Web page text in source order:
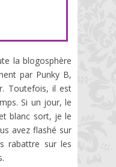
la blogosphère
par Punky B,
Toutefois, il est
Si un jour, le
blanc sort, je le
avez flashé sur
rabattre sur les